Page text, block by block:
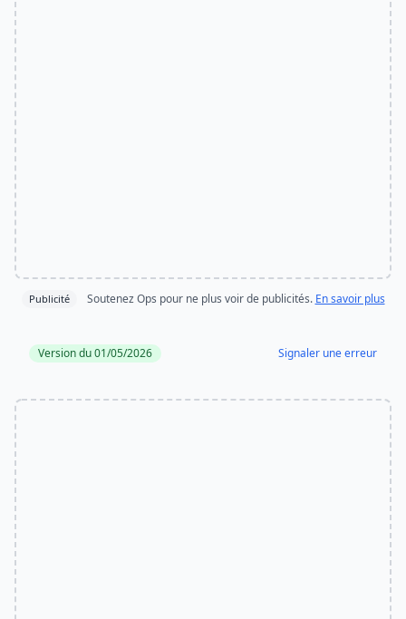
Publicité Soutenez Ops pour ne plus voir de publicités. En savoir plus
Version du 01/05/2026 Signaler une erreur